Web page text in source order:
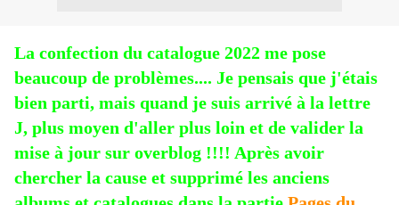
La confection du catalogue 2022 me pose
beaucoup de problèmes.... Je pensais que j'étais
bien parti, mais quand je suis arrivé à la lettre
J, plus moyen d'aller plus loin et de valider la
mise à jour sur overblog !!!! Après avoir
chercher la cause et supprimé les anciens